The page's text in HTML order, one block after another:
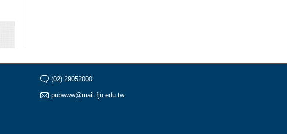
(02) 29052000
pubwww@mail.fju.edu.tw